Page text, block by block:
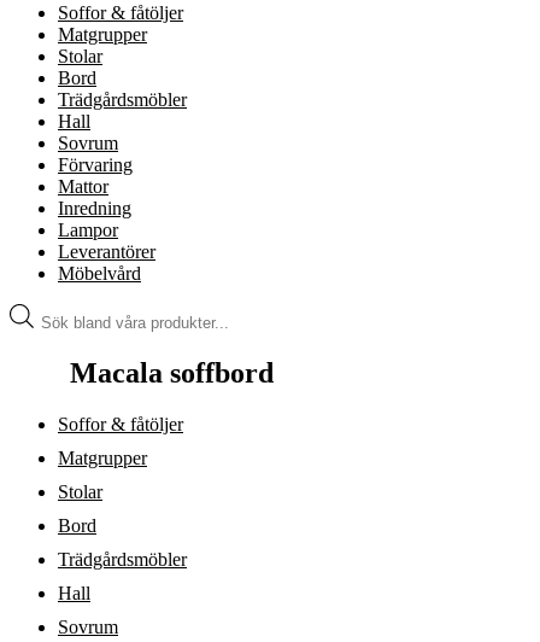
Soffor & fåtöljer
Matgrupper
Stolar
Bord
Trädgårdsmöbler
Hall
Sovrum
Förvaring
Mattor
Inredning
Lampor
Leverantörer
Möbelvård
Produktsökning
Macala soffbord
Soffor & fåtöljer
Matgrupper
Stolar
Bord
Trädgårdsmöbler
Hall
Sovrum